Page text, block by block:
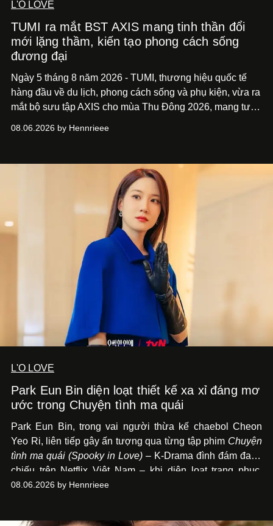
L'O LOVE
TUMI ra mắt BST AXIS mang tinh thần đổi
mới lặng thầm, kiến tạo phong cách sống
đương đại
Ngày 5 tháng 8 năm 2026 - TUMI, thương hiệu quốc tế
hàng đầu về du lịch, phong cách sống và phụ kiện, vừa ra
mắt bộ sưu tập AXIS cho mùa Thu Đông 2026, mang tư
và phong cách sống hiện đại bằng thiết kế sắc nét, chuẩn
08.06.2026 by Hennrieee
L'O LOVE
Park Eun Bin diện loạt thiết kế xa xỉ đáng mơ
ước trong Chuyện tình ma quái
Park Eun Bin, trong vai người thừa kế chaebol Cheon
Yeo Ri, liên tiếp gây ấn tượng qua từng tập phim Chuyện
tình ma quái (Spooky in Love) – K-Drama đình đám đang
chiếu trên Netflix Việt Nam – khi diện loạt trang phục,
đồng hồ & trang sức xa xỉ tương xứng với địa vị trên màn
08.06.2026 by Hennrieee